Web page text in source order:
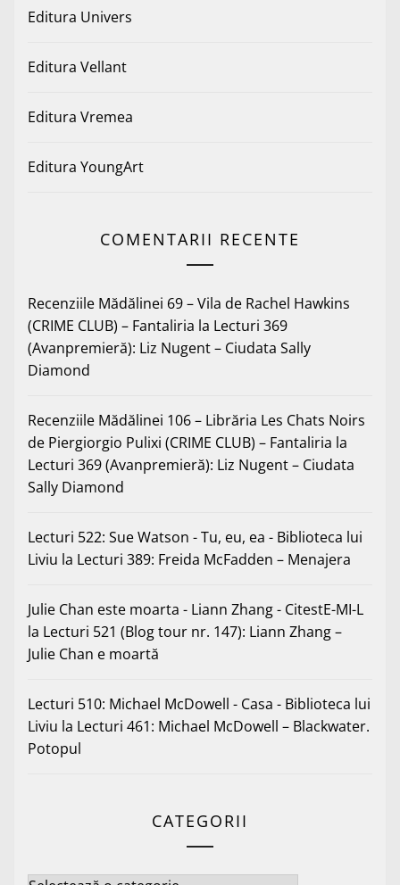
Editura Univers
Editura Vellant
Editura Vremea
Editura YoungArt
COMENTARII RECENTE
Recenziile Mădălinei 69 – Vila de Rachel Hawkins
(CRIME CLUB) – Fantaliria la Lecturi 369
(Avanpremieră): Liz Nugent – Ciudata Sally
Diamond
Recenziile Mădălinei 106 – Librăria Les Chats Noirs
de Piergiorgio Pulixi (CRIME CLUB) – Fantaliria la
Lecturi 369 (Avanpremieră): Liz Nugent – Ciudata
Sally Diamond
Lecturi 522: Sue Watson - Tu, eu, ea - Biblioteca lui
Liviu la Lecturi 389: Freida McFadden – Menajera
Julie Chan este moarta - Liann Zhang - CitestE-MI-L
la Lecturi 521 (Blog tour nr. 147): Liann Zhang –
Julie Chan e moartă
Lecturi 510: Michael McDowell - Casa - Biblioteca lui
Liviu la Lecturi 461: Michael McDowell – Blackwater.
Potopul
CATEGORII